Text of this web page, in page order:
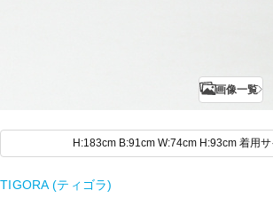
画像一覧
H:183cm B:91cm W:74cm H:93cm 着用
TIGORA (ティゴラ)